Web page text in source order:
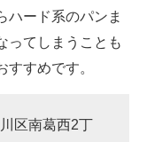
ハード系のパンま
ってしまうことも
すめです。
区南葛西2丁